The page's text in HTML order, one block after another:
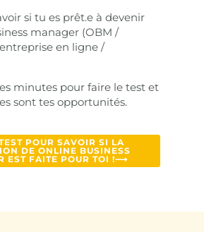
si tu es prêt.e à devenir
manager (OBM /
en ligne /
minutes pour faire le test et
sont tes opportunités.
POUR SAVOIR SI LA
DE ONLINE BUSINESS
EST FAITE POUR TOI !⟶